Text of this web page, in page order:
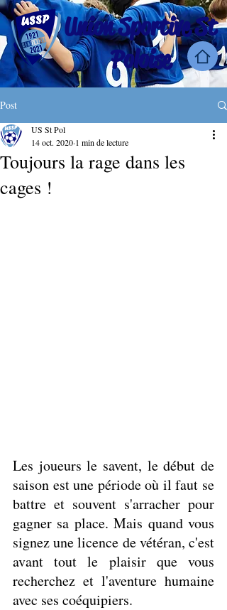
Union Sportive St
Poloise
Post
Toujours la rage dans les
cages !
US St Pol
14 oct. 2020 1 min de lecture
Les joueurs le savent, le début de
saison est une période où il faut se
battre et souvent s'arracher pour
gagner sa place. Mais quand vous
signez une licence de vétéran, c'est
avant tout le plaisir que vous
recherchez et l'aventure humaine
avec ses coéquipiers.